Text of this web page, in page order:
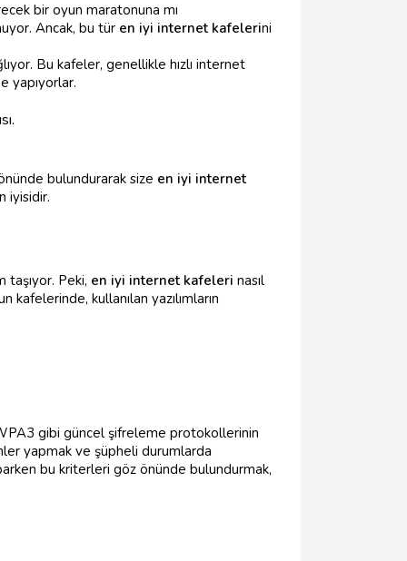
bir oyun maratonuna mı
Ancak, bu tür en iyi internet kafelerini
Bu kafeler, genellikle hızlı internet
yapıyorlar.
bulundurarak size en iyi internet
iyisidir.
taşıyor. Peki, en iyi internet kafeleri nasıl
kullanılan yazılımların
gibi güncel şifreleme protokollerinin
yapmak ve şüpheli durumlarda
bu kriterleri göz önünde bulundurmak,